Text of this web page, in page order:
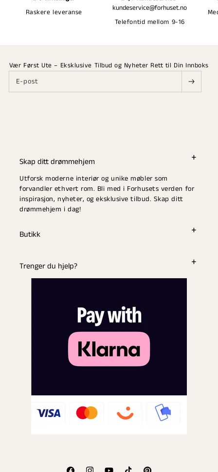
Raskere leveranse
kundeservice@forhuset.no
Telefontid mellom 9-16
Vær Først Ute – Eksklusive Tilbud og Nyheter Rett til Din Innboks
E-post
Skap ditt drømmehjem
Utforsk moderne interiør og unike møbler som
forvandler ethvert rom. Bli med i Forhusets verden for
inspirasjon, nyheter, og eksklusive tilbud. Skap ditt
drømmehjem i dag!
Butikk
Trenger du hjelp?